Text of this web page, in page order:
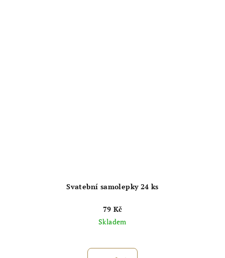
Svatební samolepky 24 ks
79 Kč
Skladem
hodnocení